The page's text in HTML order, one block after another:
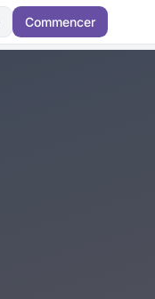
Commencer